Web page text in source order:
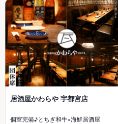
居酒屋かわらや 宇都宮店
個室完備♪とちぎ和牛×海鮮居酒屋